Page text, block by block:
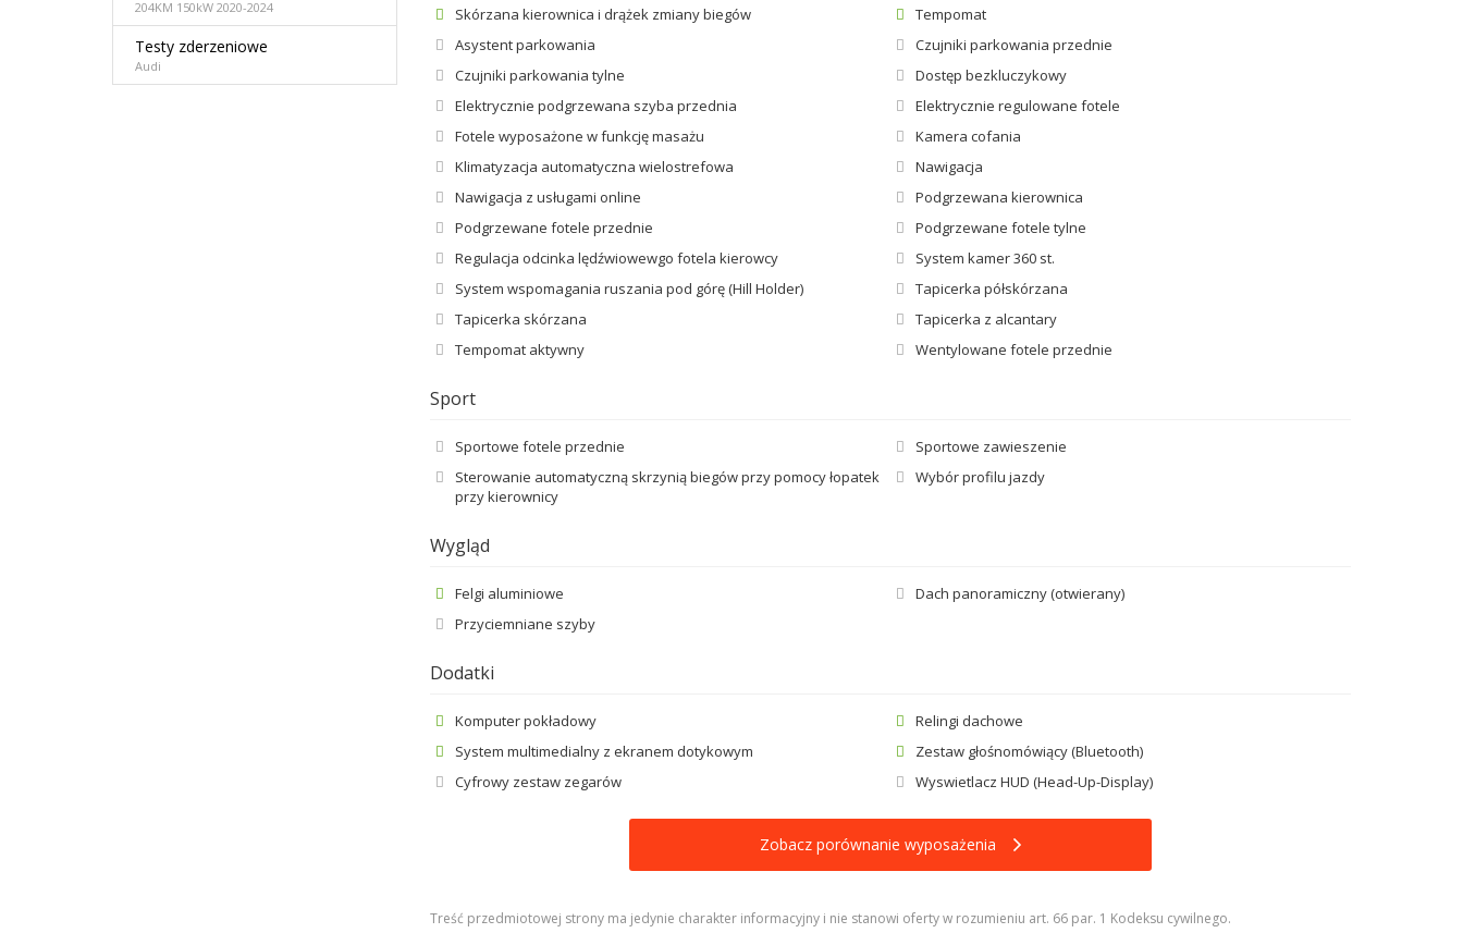
Skórzana kierownica i drążek zmiany biegów
Tempomat
Asystent parkowania
Czujniki parkowania przednie
Czujniki parkowania tylne
Dostęp bezkluczykowy
Elektrycznie podgrzewana szyba przednia
Elektrycznie regulowane fotele
Fotele wyposażone w funkcję masażu
Kamera cofania
Klimatyzacja automatyczna wielostrefowa
Nawigacja
Nawigacja z usługami online
Podgrzewana kierownica
Podgrzewane fotele przednie
Podgrzewane fotele tylne
Regulacja odcinka lędźwiowewgo fotela kierowcy
System kamer 360 st.
System wspomagania ruszania pod górę (Hill Holder)
Tapicerka półskórzana
Tapicerka skórzana
Tapicerka z alcantary
Tempomat aktywny
Wentylowane fotele przednie
Sport
Sportowe fotele przednie
Sportowe zawieszenie
Sterowanie automatyczną skrzynią biegów przy pomocy łopatek
przy kierownicy
Wybór profilu jazdy
Wygląd
Felgi aluminiowe
Dach panoramiczny (otwierany)
Przyciemniane szyby
Dodatki
Komputer pokładowy
Relingi dachowe
System multimedialny z ekranem dotykowym
Zestaw głośnomówiący (Bluetooth)
Cyfrowy zestaw zegarów
Wyswietlacz HUD (Head-Up-Display)
Zobacz porównanie wyposażenia
Treść przedmiotowej strony ma jedynie charakter informacyjny i nie stanowi oferty w rozumieniu art. 66 par. 1 Kodeksu cywilnego.
204KM 150kW 2020-2024
Testy zderzeniowe
Audi